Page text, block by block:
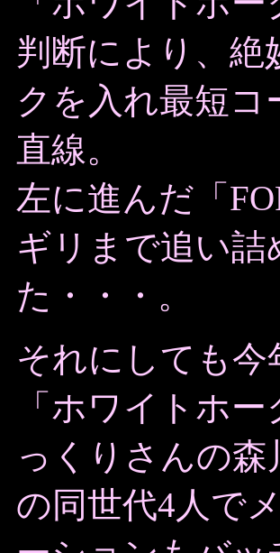
判断により、
クを入れ最短
直線。
左に進んだ「
ギリまで追い
た・・・。
それにしても
「ホワイトホ
っくりさんの
の同世代4人で